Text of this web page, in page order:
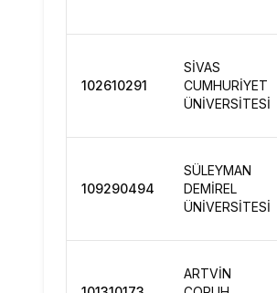
102610291
SİVAS
CUMHURİYET
ÜNİVERSİTESİ
109290494
SÜLEYMAN
DEMİREL
ÜNİVERSİTESİ
ARTVİN